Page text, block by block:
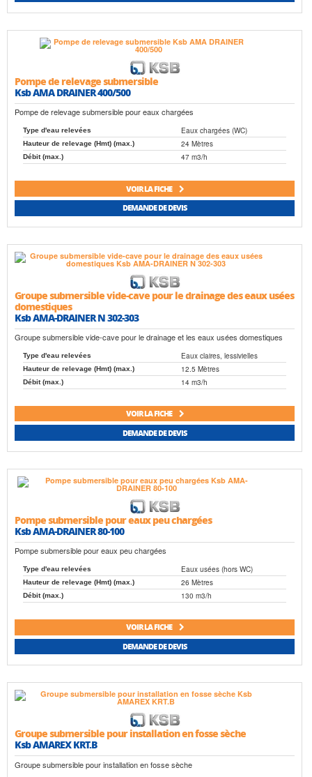
Pompe de relevage submersible
Ksb AMA DRAINER 400/500
Pompe de relevage submersible pour eaux chargées
Type d'eau relevées Eaux chargées (WC)
Hauteur de relevage (Hmt) (max.) 24 Mètres
Débit (max.) 47 m3/h
VOIR LA FICHE
DEMANDE DE DEVIS
Groupe submersible vide-cave pour le drainage des eaux usées
domestiques
Ksb AMA-DRAINER N 302-303
Groupe submersible vide-cave pour le drainage et les eaux usées domestiques
Type d'eau relevées Eaux claires, lessivielles
Hauteur de relevage (Hmt) (max.) 12.5 Mètres
Débit (max.) 14 m3/h
VOIR LA FICHE
DEMANDE DE DEVIS
Pompe submersible pour eaux peu chargées
Ksb AMA-DRAINER 80-100
Pompe submersible pour eaux peu chargées
Type d'eau relevées Eaux usées (hors WC)
Hauteur de relevage (Hmt) (max.) 26 Mètres
Débit (max.) 130 m3/h
VOIR LA FICHE
DEMANDE DE DEVIS
Groupe submersible pour installation en fosse sèche
Ksb AMAREX KRT.B
Groupe submersible pour installation en fosse sèche